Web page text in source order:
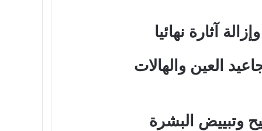
آثارة نهائيا
العين والهالات
وتبييض البشرة